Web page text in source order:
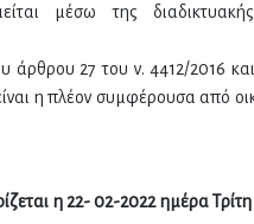
μέσω της
άρθρου 27 του ν. 4412/2016
η πλέον συμφέρουσα από
η 22- 02-2022 ημέρα